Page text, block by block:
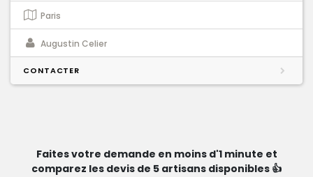
Paris
Augustin Celier
CONTACTER
Faites votre demande en moins d'1 minute et
comparez les devis de 5 artisans disponibles 👍